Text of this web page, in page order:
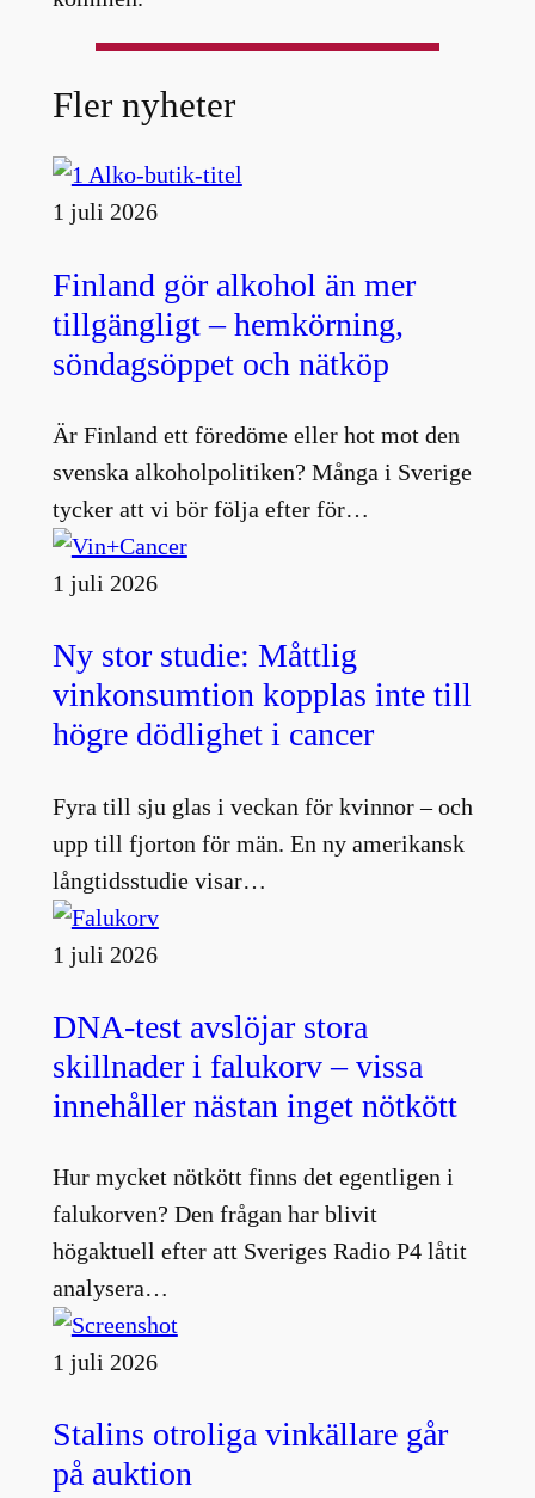
Fler nyheter
1 juli 2026
Finland gör alkohol än mer
tillgängligt – hemkörning,
söndagsöppet och nätköp
Är Finland ett föredöme eller hot mot den
svenska alkoholpolitiken? Många i Sverige
tycker att vi bör följa efter för…
1 juli 2026
Ny stor studie: Måttlig
vinkonsumtion kopplas inte till
högre dödlighet i cancer
Fyra till sju glas i veckan för kvinnor – och
upp till fjorton för män. En ny amerikansk
långtidsstudie visar…
1 juli 2026
DNA-test avslöjar stora
skillnader i falukorv – vissa
innehåller nästan inget nötkött
Hur mycket nötkött finns det egentligen i
falukorven? Den frågan har blivit
högaktuell efter att Sveriges Radio P4 låtit
analysera…
1 juli 2026
Stalins otroliga vinkällare går
på auktion